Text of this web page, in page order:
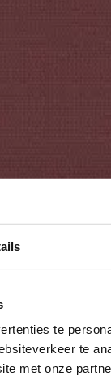
te
te
met onze